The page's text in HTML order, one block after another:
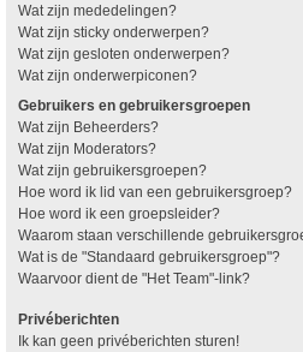
Wat zijn mededelingen?
Wat zijn sticky onderwerpen?
Wat zijn gesloten onderwerpen?
Wat zijn onderwerpiconen?
Gebruikers en gebruikersgroepen
Wat zijn Beheerders?
Wat zijn Moderators?
Wat zijn gebruikersgroepen?
Hoe word ik lid van een gebruikersgroep?
Hoe word ik een groepsleider?
Waarom staan verschillende
Wat is de "Standaard gebruikersgroep"?
Waarvoor dient de "Het Team"-link?
Privéberichten
Ik kan geen privéberichten sturen!